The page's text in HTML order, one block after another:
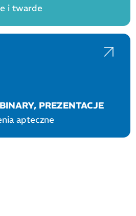
i twarde
PREZENTACJE
apteczne